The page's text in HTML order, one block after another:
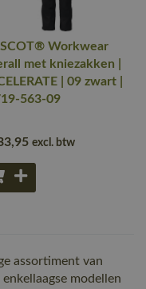
Workwear
met kniezakken |
| 09 zwart |
563-09
,95 excl. btw
assortiment van
modellen